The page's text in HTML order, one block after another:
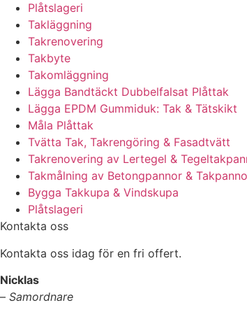
Plåtslageri
Takläggning
Takrenovering
Takbyte
Takomläggning
Lägga Bandtäckt Dubbelfalsat Plåttak
Lägga EPDM Gummiduk: Tak & Tätskikt
Måla Plåttak
Tvätta Tak, Takrengöring & Fasadtvätt
Takrenovering av Lertegel &
Takmålning av Betongpannor &
Bygga Takkupa & Vindskupa
Plåtslageri
Kontakta oss
Kontakta oss idag för en fri offert.
Nicklas
– Samordnare